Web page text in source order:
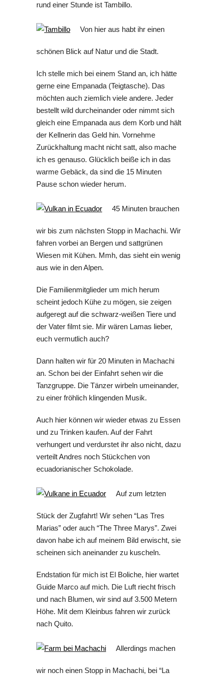
rund einer Stunde ist Tambillo.
Von hier aus habt ihr einen
schönen Blick auf Natur und die Stadt.
Ich stelle mich bei einem Stand an, ich hätte
gerne eine Empanada (Teigtasche). Das
möchten auch ziemlich viele andere. Jeder
bestellt wild durcheinander oder nimmt sich
gleich eine Empanada aus dem Korb und hält
der Kellnerin das Geld hin. Vornehme
Zurückhaltung macht nicht satt, also mache
ich es genauso. Glücklich beiße ich in das
warme Gebäck, da sind die 15 Minuten
Pause schon wieder herum.
45 Minuten brauchen
wir bis zum nächsten Stopp in Machachi. Wir
fahren vorbei an Bergen und sattgrünen
Wiesen mit Kühen. Mmh, das sieht ein wenig
aus wie in den Alpen.
Die Familienmitglieder um mich herum
scheint jedoch Kühe zu mögen, sie zeigen
aufgeregt auf die schwarz-weißen Tiere und
der Vater filmt sie. Mir wären Lamas lieber,
euch vermutlich auch?
Dann halten wir für 20 Minuten in Machachi
an. Schon bei der Einfahrt sehen wir die
Tanzgruppe. Die Tänzer wirbeln umeinander,
zu einer fröhlich klingenden Musik.
Auch hier können wir wieder etwas zu Essen
und zu Trinken kaufen. Auf der Fahrt
verhungert und verdurstet ihr also nicht, dazu
verteilt Andres noch Stückchen von
ecuadorianischer Schokolade.
Auf zum letzten
Stück der Zugfahrt! Wir sehen “Las Tres
Marias” oder auch “The Three Marys”. Zwei
davon habe ich auf meinem Bild erwischt, sie
scheinen sich aneinander zu kuscheln.
Endstation für mich ist El Boliche, hier wartet
Guide Marco auf mich. Die Luft riecht frisch
und nach Blumen, wir sind auf 3.500 Metern
Höhe. Mit dem Kleinbus fahren wir zurück
nach Quito.
Allerdings machen
wir noch einen Stopp in Machachi, bei “La